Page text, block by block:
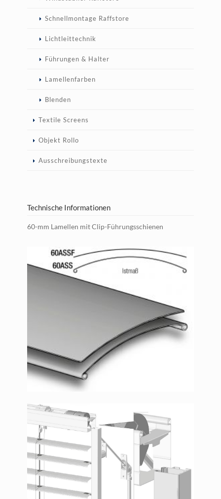
Schnellmontage Raffstore
Lichtleittechnik
Führungen & Halter
Lamellenfarben
Blenden
Textile Screens
Objekt Rollo
Ausschreibungstexte
Technische Informationen
60-mm Lamellen mit Clip-Führungsschienen